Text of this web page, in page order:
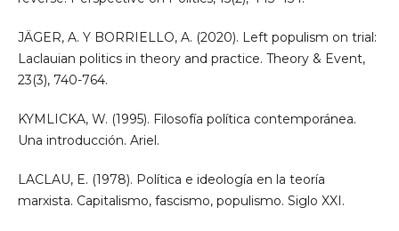
JÄGER, A. Y BORRIELLO, A. (2020). Left populism on trial:
Laclauian politics in theory and practice. Theory & Event,
23(3), 740-764.
KYMLICKA, W. (1995). Filosofía política contemporánea.
Una introducción. Ariel.
LACLAU, E. (1978). Política e ideología en la teoría
marxista. Capitalismo, fascismo, populismo. Siglo XXI.